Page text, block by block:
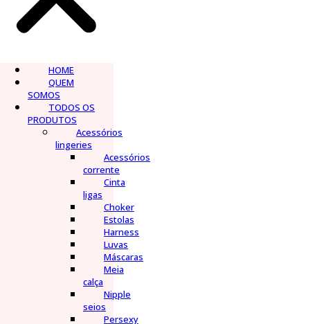
HOME
QUEM
SOMOS
TODOS OS
PRODUTOS
Acessórios
lingeries
Acessórios
corrente
Cinta
ligas
Choker
Estolas
Harness
Luvas
Máscaras
Meia
calça
Nipple
seios
Persexy